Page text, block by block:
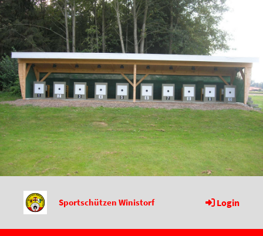
Sportschützen Winistorf Login